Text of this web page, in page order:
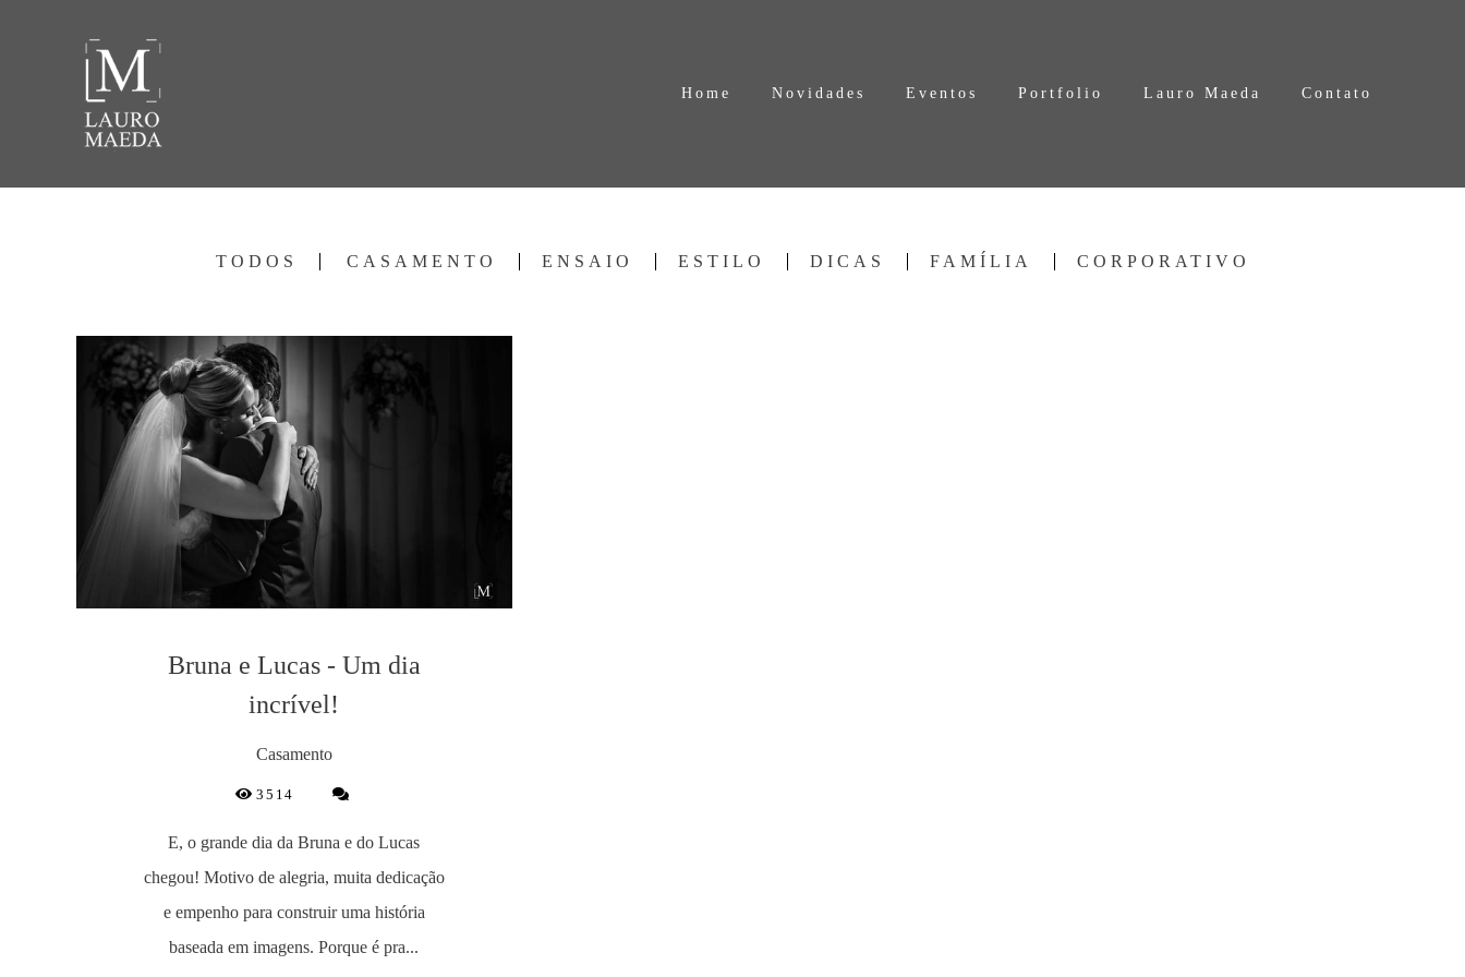
Home Novidades Eventos Portfolio Lauro Maeda Contato
TODOS CASAMENTO ENSAIO ESTILO DICAS FAMÍLIA CORPORATIVO
Bruna e Lucas - Um dia
incrível!
Casamento
3514
E, o grande dia da Bruna e do Lucas
chegou! Motivo de alegria, muita dedicação
e empenho para construir uma história
baseada em imagens. Porque é pra...